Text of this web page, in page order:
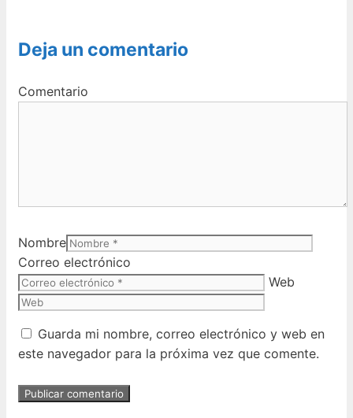
Deja un comentario
Comentario
Nombre
Correo electrónico
Web
Guarda mi nombre, correo electrónico y web en
este navegador para la próxima vez que comente.